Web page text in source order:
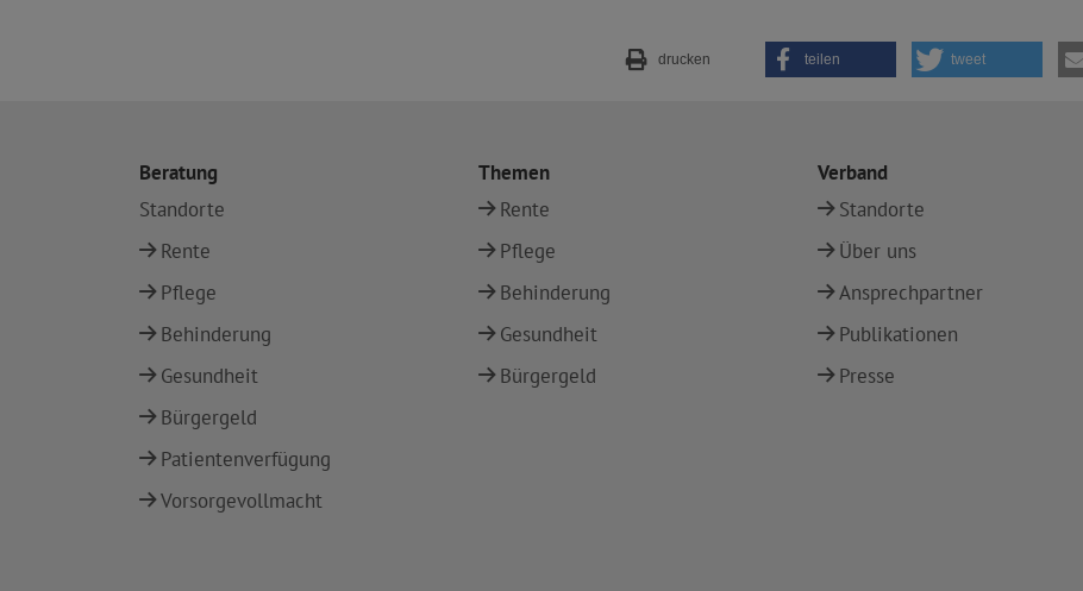
drucken teilen tweet
Beratung
Standorte
Rente
Pflege
Behinderung
Gesundheit
Bürgergeld
Patientenverfügung
Vorsorgevollmacht
Themen
Rente
Pflege
Behinderung
Gesundheit
Bürgergeld
Verband
Standorte
Über uns
Ansprechpartner
Publikationen
Presse